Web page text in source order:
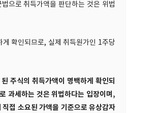
으로 취득가액을 판단하는 것은 위법
확인되므로, 실제 취득원가인 1주당
주식의 취득가액이 명백하게 확인되
과세하는 것은 위법하다는 입장이며,
접 소요된 가액을 기준으로 유상감자